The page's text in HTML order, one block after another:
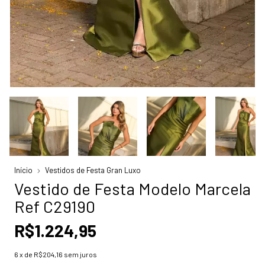
Início Vestidos de Festa Gran Luxo
Vestido de Festa Modelo Marcela
Ref C29190
R$1.224,95
6 x de R$204,16 sem juros